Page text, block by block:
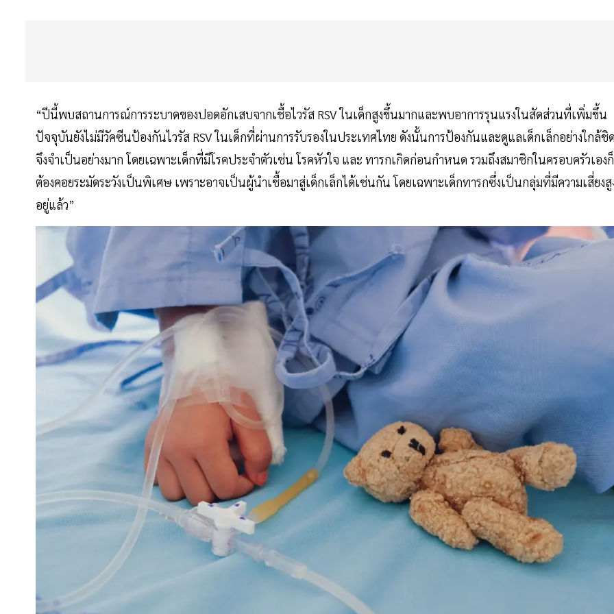
“ปีนี้พบสถานการณ์การระบาดของปอดอักเสบจากเชื้อไวรัส RSV ในเด็กสูงขึ้นมากและพบอาการรุนแรงในสัดส่วนที่เพิ่มขึ้น
ปัจจุบันยังไม่มีวัคซีนป้องกันไวรัส RSV ในเด็กที่ผ่านการรับรองในประเทศไทย ดังนั้นการป้องกันและดูแลเด็กเล็กอย่างใกล้ชิ
จึงจำเป็นอย่างมาก โดยเฉพาะเด็กที่มีโรคประจำตัวเช่น โรคหัวใจ และ ทารกเกิดก่อนกำหนด รวมถึงสมาชิกในครอบครัวเองก็
ต้องคอยระมัดระวังเป็นพิเศษ เพราะอาจเป็นผู้นำเชื้อมาสู่เด็กเล็กได้เช่นกัน โดยเฉพาะเด็กทารกซึ่งเป็นกลุ่มที่มีความเสี่ยงสู
อยู่แล้ว”